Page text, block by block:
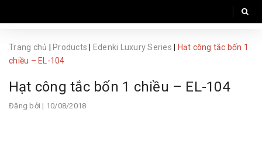
Trang chủ Products Edenki Luxury Series
Hạt công tắc bốn 1
chiều – EL-104
Hạt công tắc bốn 1 chiều – EL-104
Đăng bởi | 10/08/2018